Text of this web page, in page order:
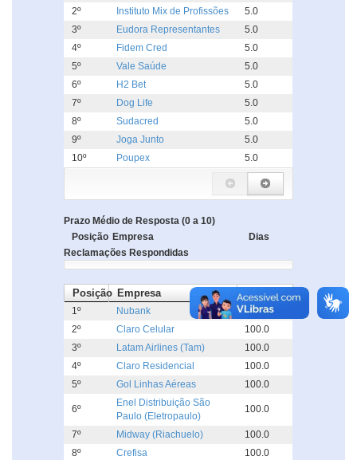
2º
Instituto Mix de Profissões
5.0
3º
Eudora Representantes
5.0
4º
Fidem Cred
5.0
5º
Vale Saúde
5.0
6º
H2 Bet
5.0
7º
Dog Life
5.0
8º
Sudacred
5.0
9º
Joga Junto
5.0
10º
Poupex 5.0
Prazo Médio de Resposta (0 a 10)
Posição Empresa
Dias
Reclamações Respondidas
Posição Empresa %
1º Nubank
100.0
2º
Claro Celular
100.0
3º
Latam Airlines (Tam)
100.0
4º
Claro Residencial
100.0
5º
Gol Linhas Aéreas 100.0
6º
Enel Distribuição São
Paulo (Eletropaulo)
100.0
7º Midway (Riachuelo)
100.0
8º
Crefisa
100.0